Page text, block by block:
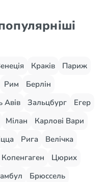
Краків
Париж
Рим
Берлін
Авів Зальцбург
Егер
Мілан
Карлові Вари
Рига
Велічка
Копенгаген
Цюрих
Брюссель